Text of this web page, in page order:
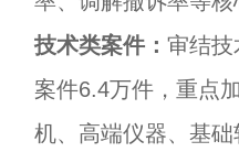
技术类案件：审结技
案件6.4万件，重点
机、高端仪器、基